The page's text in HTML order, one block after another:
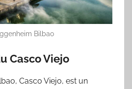
Bilbao
Casco Viejo
Casco Viejo, est un